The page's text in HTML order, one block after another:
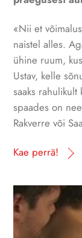
«Nii et
naistel alles.
ühine ruum,
Ustav, kelle
saaks
spaades on
Rakverre või
Kae perrä!